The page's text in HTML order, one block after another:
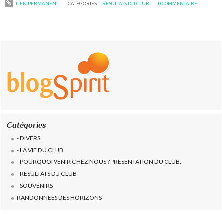
Catégories
- DIVERS
- LA VIE DU CLUB
- POURQUOI VENIR CHEZ NOUS ? PRESENTATION DU CLUB.
- RESULTATS DU CLUB
- SOUVENIRS
RANDONNEES DES HORIZONS
LIEN PERMANENT CATÉGORIES :- RESULTATS DU CLUB 0COMMENTAIRE